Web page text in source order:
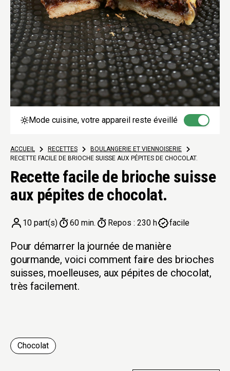
Mode cuisine, votre appareil reste éveillé
ACCUEIL > RECETTES > BOULANGERIE ET VIENNOISERIE
>
RECETTE FACILE DE BRIOCHE SUISSE AUX PÉPITES DE CHOCOLAT.
Recette facile de brioche suisse
aux pépites de chocolat.
10 part(s) 60 min. Repos : 230 h facile
Pour démarrer la journée de manière
gourmande, voici comment faire des brioches
suisses, moelleuses, aux pépites de chocolat,
très facilement.
Chocolat